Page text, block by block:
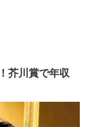
芥川賞で年収